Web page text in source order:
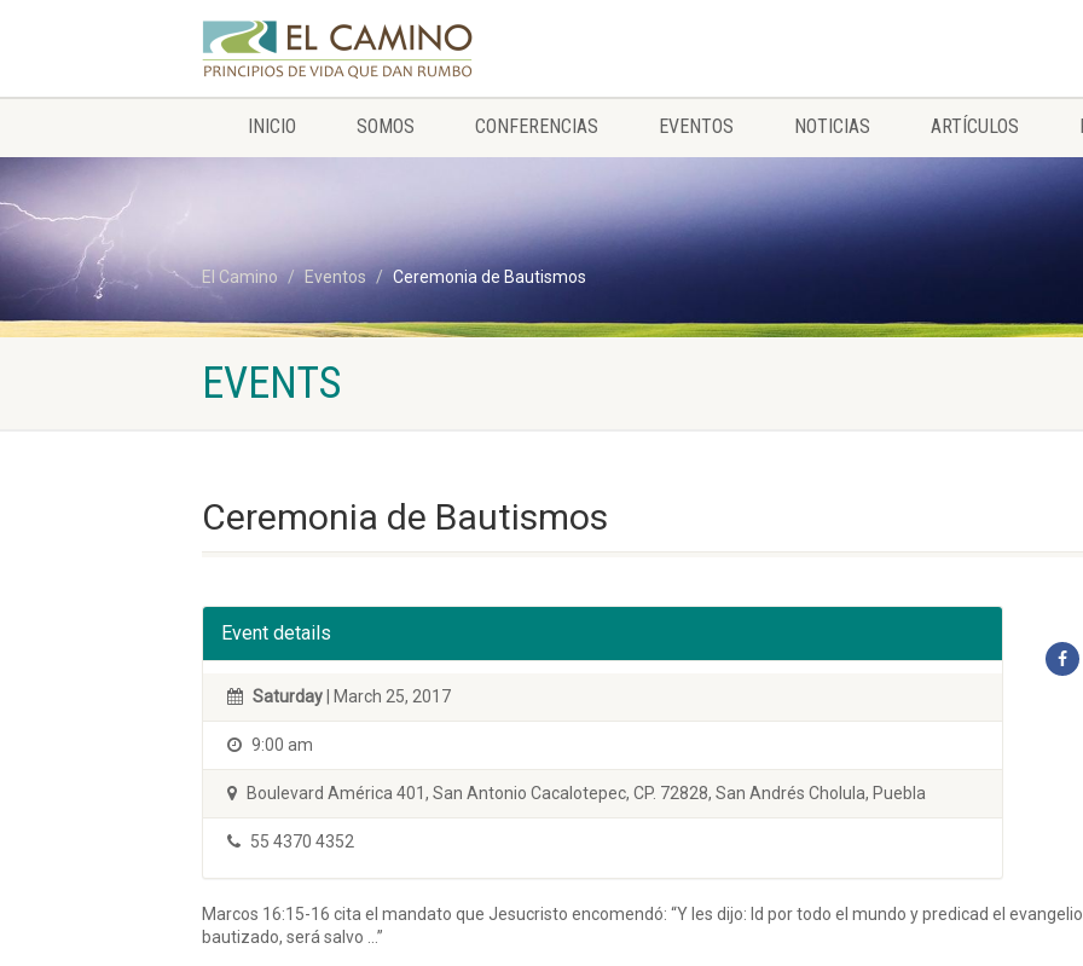
INICIO SOMOS CONFERENCIAS EVENTOS NOTICIAS ARTÍCULOS
El Camino Eventos Ceremonia de Bautismos
EVENTS
Ceremonia de Bautismos
Event details
Saturday | March 25, 2017
9:00 am
Boulevard América 401, San Antonio Cacalotepec, CP. 72828, San Andrés Cholula, Puebla
55 4370 4352
Marcos 16:15-16 cita el mandato que Jesucristo encomendó: “Y les dijo: Id por todo el mundo y predicad el
bautizado, será salvo …”